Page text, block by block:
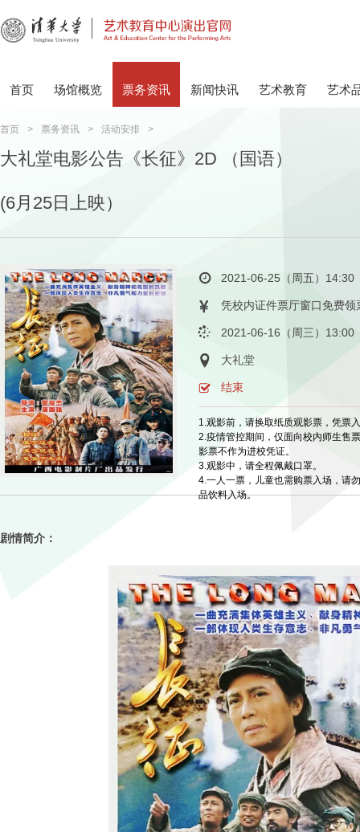
首页 场馆概览 票务资讯 新闻快讯 艺术教育 艺术
首页 > 票务资讯 > 活动安排 >
大礼堂电影公告《长征》2D （国语）
(6月25日上映）
2021-06-25（周五）14:30
凭校内证件票厅窗口免费领
2021-06-16（周三）13:00
大礼堂
结束
1.观影前，请换取纸质观影票，凭票
2.疫情管控期间，仅面向校内师生售
影票不作为进校凭证。
3.观影中，请全程佩戴口罩。
4.一人一票，儿童也需购票入场，请
品饮料入场。
剧情简介：